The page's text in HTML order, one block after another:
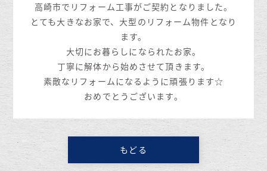
高崎市でリフォーム工事がご契約となりました。
とても大きなお家で、大型のリフォーム物件となり
ます。
大切にお暮らしになられたお家。
丁寧に解体から始めさせて頂きます。
素敵なリフォームになるように頑張ります☆
おめでとうございます。
もどる